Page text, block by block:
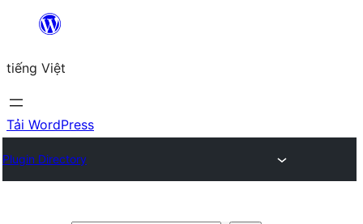
Chuyển
phần
nội
dung
tiếng Việt
Tải WordPress
Plugin Directory